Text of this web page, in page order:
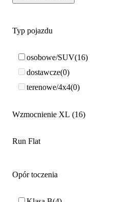
Typ pojazdu
osobowe/SUV 16
dostawcze 0
terenowe/4x4 0
Wzmocnienie XL 16
Run Flat
Opór toczenia